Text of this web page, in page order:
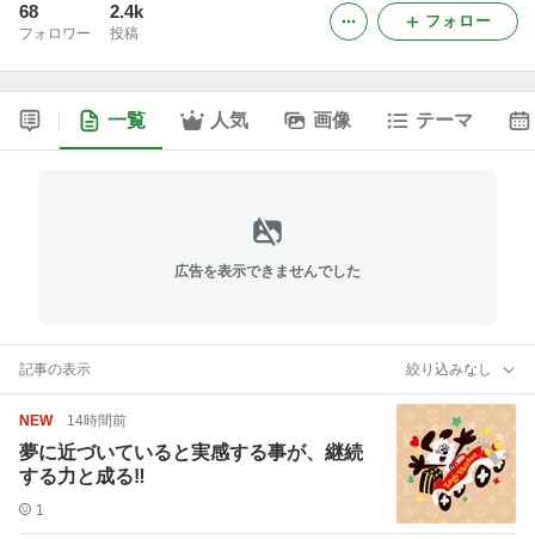
68
フォロワー
2.4k
投稿
フォロー
一覧 人気 画像 テーマ
広告を表示できませんでした
記事の表示 絞り込みなし
NEW 14時間前
夢に近づいていると実感する事が、継続
する力と成る‼️
1